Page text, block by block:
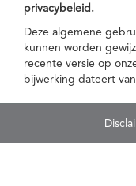
privacybeleid.
Deze algemene
kunnen worden
recente versie op
bijwerking dateert